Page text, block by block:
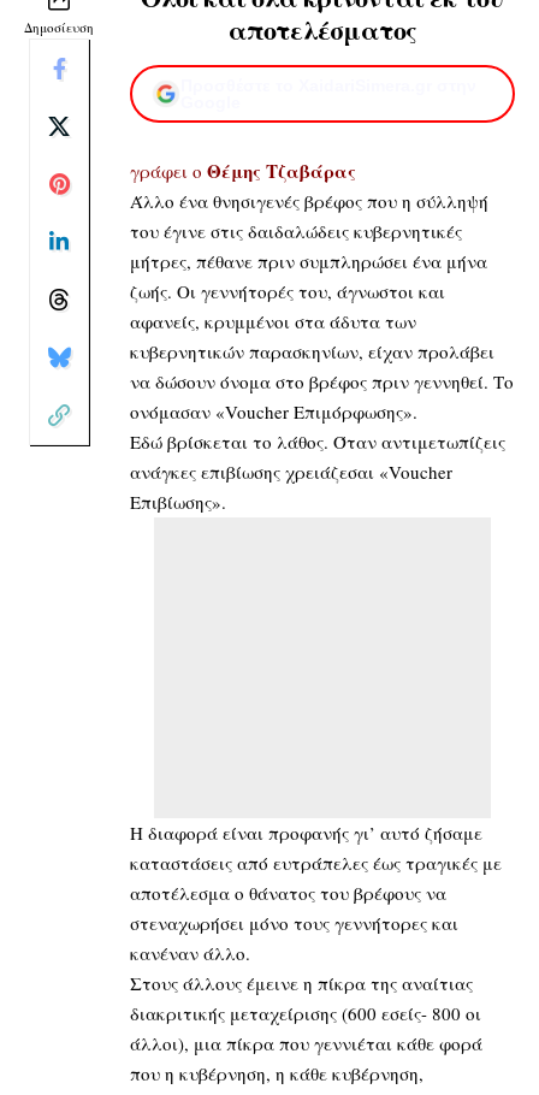
Δημοσίευση
αποτελέσματος
γράφει ο Θέμης Τζαβάρας
Άλλο ένα θνησιγενές βρέφος που η σύλληψή
του έγινε στις δαιδαλώδεις κυβερνητικές
μήτρες, πέθανε πριν συμπληρώσει ένα μήνα
ζωής. Οι γεννήτορές του, άγνωστοι και
αφανείς, κρυμμένοι στα άδυτα των
κυβερνητικών παρασκηνίων, είχαν προλάβει
να δώσουν όνομα στο βρέφος πριν γεννηθεί. Το
ονόμασαν «Voucher Επιμόρφωσης».
Εδώ βρίσκεται το λάθος. Όταν αντιμετωπίζεις
ανάγκες επιβίωσης χρειάζεσαι «Voucher
Επιβίωσης».
Η διαφορά είναι προφανής γι’ αυτό ζήσαμε
καταστάσεις από ευτράπελες έως τραγικές με
αποτέλεσμα ο θάνατος του βρέφους να
στεναχωρήσει μόνο τους γεννήτορες και
κανέναν άλλο.
Στους άλλους έμεινε η πίκρα της αναίτιας
διακριτικής μεταχείρισης (600 εσείς- 800 οι
άλλοι), μια πίκρα που γεννιέται κάθε φορά
που η κυβέρνηση, η κάθε κυβέρνηση,